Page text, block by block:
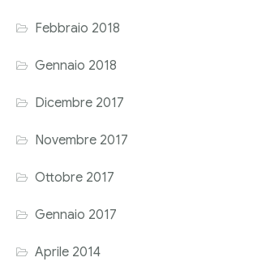
Febbraio 2018
Gennaio 2018
Dicembre 2017
Novembre 2017
Ottobre 2017
Gennaio 2017
Aprile 2014